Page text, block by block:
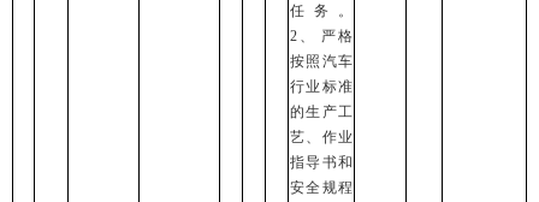
任务。
2、 严格
按照汽车
行业标准
的生产工
艺、作业
指导书和
安全规程